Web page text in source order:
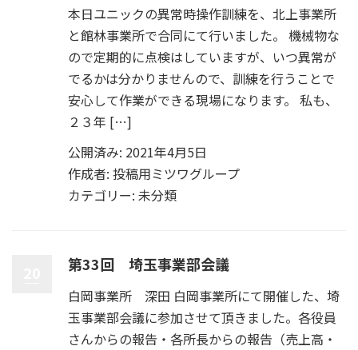
本日ユニックの異常時操作訓練を、北上事業所
と館林事業所で合同にて行いました。 機械物な
ので定期的に点検はしていますが、いつ異常が
でるかは分かりませんので、訓練を行うことで
安心して作業ができる現場になります。 私も、
２３年 […]
公開済み: 2021年4月5日
作成者: 投稿用ミツワグループ
カテゴリー: 未分類
第33回 埼玉事業部会議
白岡事業所 深田 白岡事業所にて開催した、埼
玉事業部会議に参加させて頂きました。各役員
さんからの報告・各所長からの報告（売上高・